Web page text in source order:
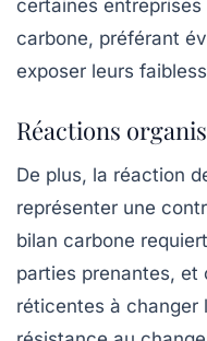
certaines entreprises
carbone, préférant
exposer leurs
Réactions
De plus, la réaction
représenter une
bilan carbone
parties prenantes,
réticentes à changer